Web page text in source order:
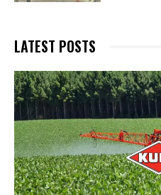
LATEST POSTS